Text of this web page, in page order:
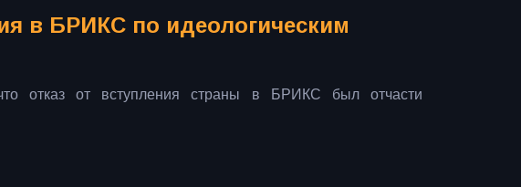
в БРИКС по идеологическим
отказ от вступления страны в БРИКС был отчасти